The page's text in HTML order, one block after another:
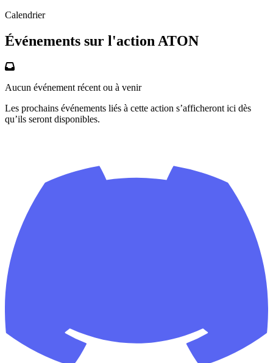
Calendrier
Événements sur l'action ATON
Aucun événement récent ou à venir
Les prochains événements liés à cette action s’afficheront ici dès
qu’ils seront disponibles.